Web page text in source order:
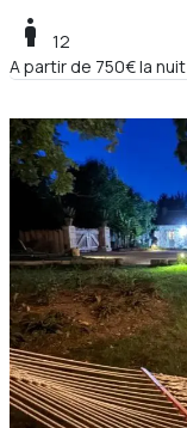
boy
12
A partir de 750€ la nuit